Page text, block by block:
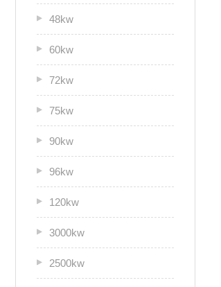
48kw
60kw
72kw
75kw
90kw
96kw
120kw
3000kw
2500kw